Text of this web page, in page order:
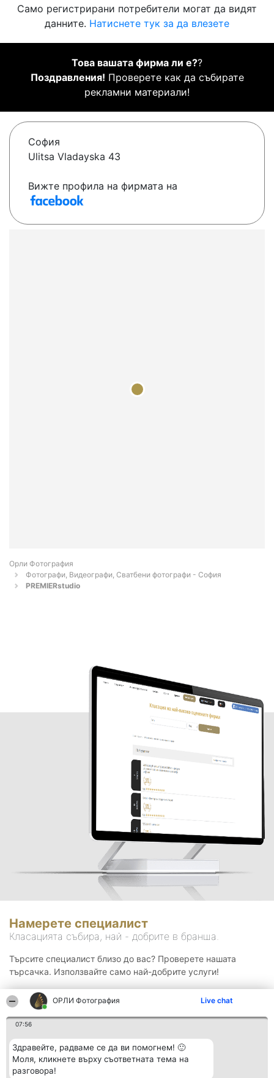
ОРЛИ Фотография Live chat
07:56
Здравейте, радваме се да ви помогнем! 🙂
Моля, кликнете върху съответната тема на
разговора!
Само регистрирани потребители могат да видят
данните. Натиснете тук за да влезете
Това вашата фирма ли е??
Поздравления! Проверете как да събирате
рекламни материали!
София
Ulitsa Vladayska 43
Вижте профила на фирмата на
Орли Фотография
Фотографи, Видеографи, Сватбени фотографи - София
PREMIERstudio
Намерете специалист
Класацията събира, най - добрите в бранша.
Търсите специалист близо до вас? Проверете нашата
търсачка. Използвайте само най-добрите услуги!